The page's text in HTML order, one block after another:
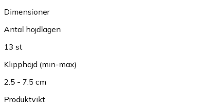
Dimensioner
Antal höjdlägen
13 st
Klipphöjd (min-max)
2.5 - 7.5 cm
Produktvikt